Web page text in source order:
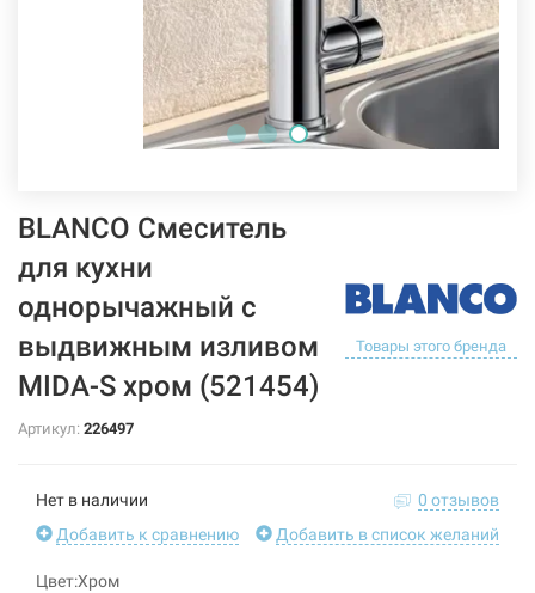
BLANCO Смеситель
для кухни
однорычажный с
выдвижным изливом
MIDA-S хром (521454)
Товары этого бренда
Артикул: 226497
Нет в наличии
0 отзывов
Добавить к сравнению
Добавить в список желаний
Цвет:Хром